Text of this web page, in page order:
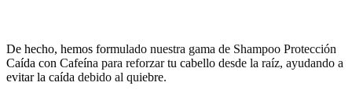
De hecho, hemos formulado nuestra gama de Shampoo Protección
Caída con Cafeína para reforzar tu cabello desde la raíz, ayudando a
evitar la caída debido al quiebre.